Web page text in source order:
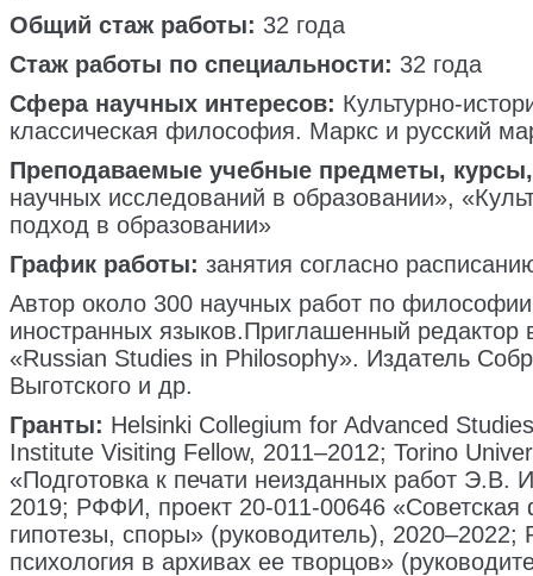
Общий стаж работы: 32 года
Стаж работы по специальности: 32 года
Сфера научных интересов: Культурно-
классическая философия. Маркс и русский
Преподаваемые учебные предметы,
научных исследований в образовании»,
подход в образовании»
График работы: занятия согласно
Автор около 300 научных работ по
иностранных языков.Приглашенный
«Russian Studies in Philosophy». Издатель
Выготского и др.
Гранты: Helsinki Collegium for Advanced
Institute Visiting Fellow, 2011–2012; Torino
«Подготовка к печати неизданных работ
2019; РФФИ, проект 20-011-00646
гипотезы, споры» (руководитель),
психология в архивах ее творцов»